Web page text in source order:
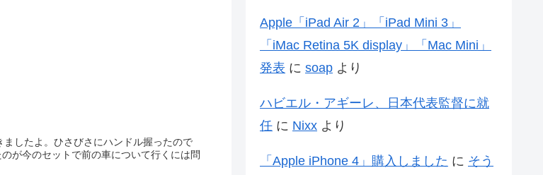
したよ。ひさびさにハンドル握ったので
Apple「iPad Air 2」「iPad Mini 3」
「iMac Retina 5K display」「Mac Mini」
発表 に soap より
ハビエル・アギーレ、日本代表監督に就
任 に Nixx より
「Apple iPhone 4」購入しました に そう